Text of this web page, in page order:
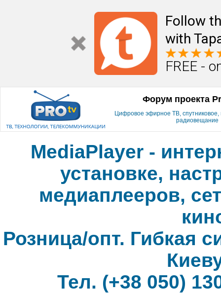
Follow
with
FREE -
Форум проекта
Цифровое эфирное ТВ, спутниковое,
радиовещание
MediaPlayer -
установке,
медиаплееров,
Розница/опт. Гибкая
Тел. (+38 050)